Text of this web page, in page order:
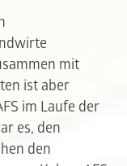
mit
ist aber
im Laufe der
es, den
den